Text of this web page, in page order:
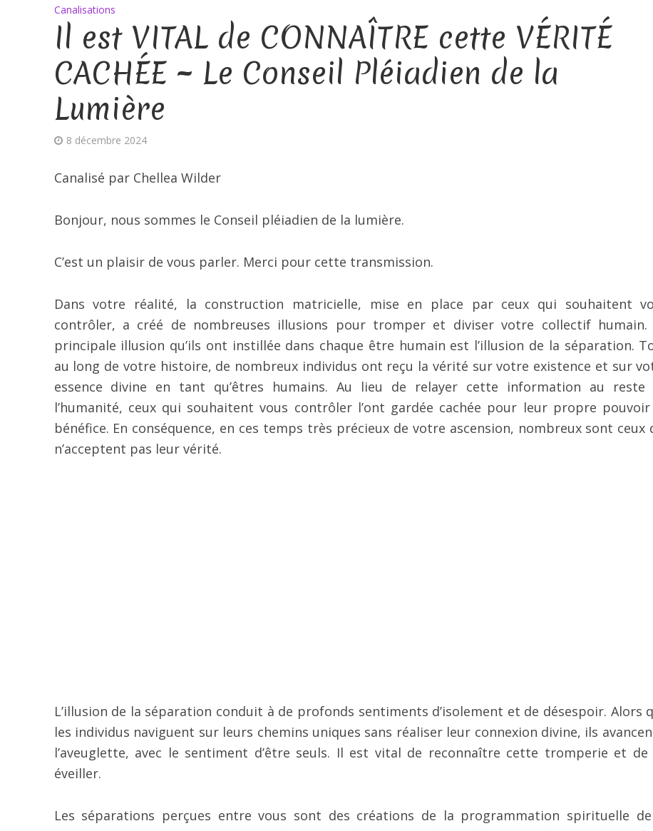
Canalisations
Il est VITAL de CONNAÎTRE cette VÉRITÉ
CACHÉE ~ Le Conseil Pléiadien de la
Lumière
8 décembre 2024
Canalisé par Chellea Wilder
Bonjour, nous sommes le Conseil pléiadien de la lumière.
C’est un plaisir de vous parler. Merci pour cette transmission.
Dans votre réalité, la construction matricielle, mise en place par ceux qui souhaitent
contrôler, a créé de nombreuses illusions pour tromper et diviser votre collectif humain.
principale illusion qu’ils ont instillée dans chaque être humain est l’illusion de la séparation.
au long de votre histoire, de nombreux individus ont reçu la vérité sur votre existence et sur
essence divine en tant qu’êtres humains. Au lieu de relayer cette information au reste
l’humanité, ceux qui souhaitent vous contrôler l’ont gardée cachée pour leur propre
bénéfice. En conséquence, en ces temps très précieux de votre ascension, nombreux sont ceux
n’acceptent pas leur vérité.
L’illusion de la séparation conduit à de profonds sentiments d’isolement et de désespoir. Alors
les individus naviguent sur leurs chemins uniques sans réaliser leur connexion divine, ils
l’aveuglette, avec le sentiment d’être seuls. Il est vital de reconnaître cette tromperie et de
éveiller.
Les séparations perçues entre vous sont des créations de la programmation spirituelle